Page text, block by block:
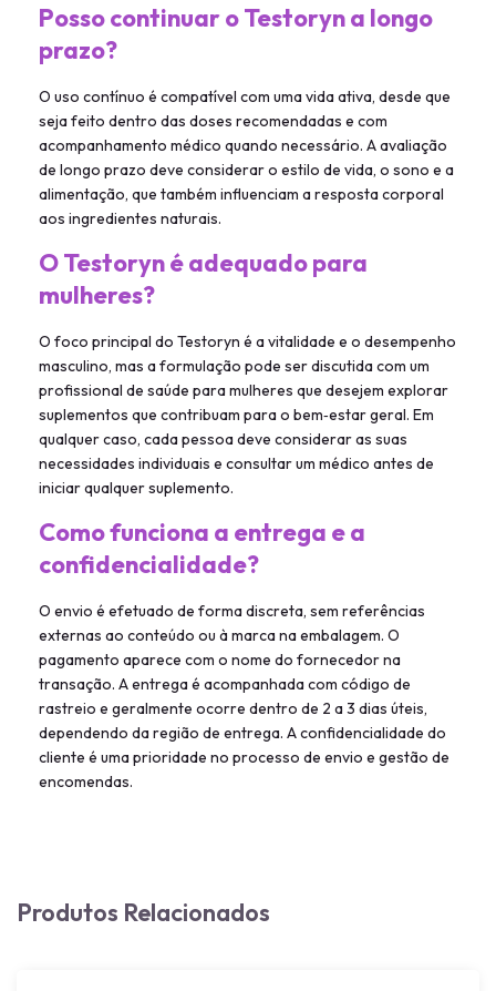
Posso continuar o Testoryn a longo
prazo?
O uso contínuo é compatível com uma vida ativa, desde que
seja feito dentro das doses recomendadas e com
acompanhamento médico quando necessário. A avaliação
de longo prazo deve considerar o estilo de vida, o sono e a
alimentação, que também influenciam a resposta corporal
aos ingredientes naturais.
O Testoryn é adequado para
mulheres?
O foco principal do Testoryn é a vitalidade e o desempenho
masculino, mas a formulação pode ser discutida com um
profissional de saúde para mulheres que desejem explorar
suplementos que contribuam para o bem‑estar geral. Em
qualquer caso, cada pessoa deve considerar as suas
necessidades individuais e consultar um médico antes de
iniciar qualquer suplemento.
Como funciona a entrega e a
confidencialidade?
O envio é efetuado de forma discreta, sem referências
externas ao conteúdo ou à marca na embalagem. O
pagamento aparece com o nome do fornecedor na
transação. A entrega é acompanhada com código de
rastreio e geralmente ocorre dentro de 2 a 3 dias úteis,
dependendo da região de entrega. A confidencialidade do
cliente é uma prioridade no processo de envio e gestão de
encomendas.
Produtos Relacionados